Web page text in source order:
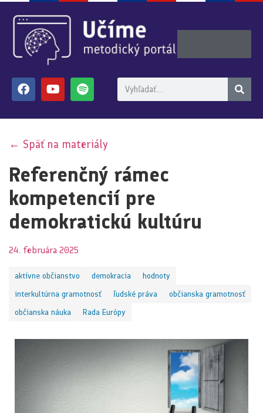
← Späť na materiály
Referenčný rámec
kompetencií pre
demokratickú kultúru
24. februára 2025
aktívne občianstvo demokracia
hodnoty
interkultúrna gramotnosť
ľudské práva
občianska gramotnosť
občianska náuka
Rada Európy